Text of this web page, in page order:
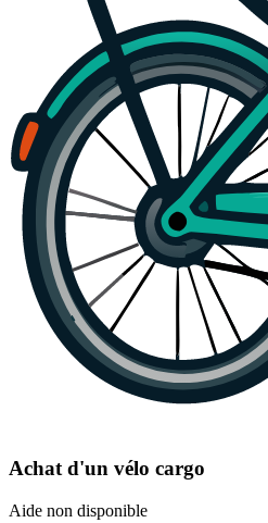
Achat d'un vélo cargo
Aide non disponible